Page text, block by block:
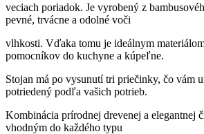
veciach poriadok. Je vyrobený z
pevné, trvácne a odolné voči
vlhkosti. Vďaka tomu je ideálnym
pomocníkov do kuchyne a kúpeľne.
Stojan má po vysunutí tri priečinky, čo vám
potriedený podľa vašich potrieb.
Kombinácia prírodnej drevenej a elegantnej
vhodným do každého typu